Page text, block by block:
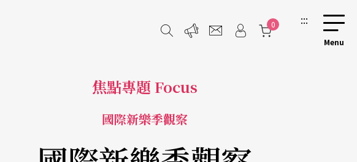
0 :::
焦點專題 Focus
國際新樂季觀察